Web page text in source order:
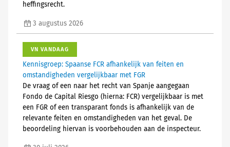
heffingsrecht.
3 augustus 2026
VN VANDAAG
Kennisgroep: Spaanse FCR afhankelijk van feiten en
omstandigheden vergelijkbaar met FGR
De vraag of een naar het recht van Spanje aangegaan
Fondo de Capital Riesgo (hierna: FCR) vergelijkbaar is met
een FGR of een transparant fonds is afhankelijk van de
relevante feiten en omstandigheden van het geval. De
beoordeling hiervan is voorbehouden aan de inspecteur.